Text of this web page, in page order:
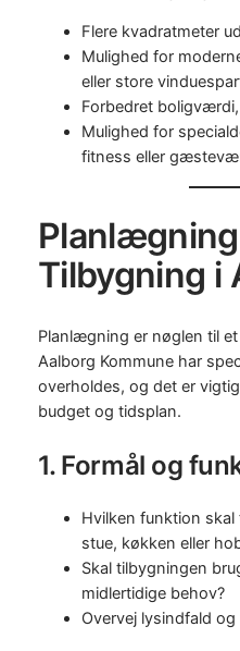
Flere kvadratmeter
Mulighed for
eller store
Forbedret
Mulighed for
fitness eller
Tilbygning i
Planlægning er nøglen til
Aalborg Kommune har
overholdes, og det er
budget og tidsplan.
1. Formål og
Hvilken funktion
stue, køkken eller
Skal tilbygningen
midlertidige behov?
Overvej lysindfald